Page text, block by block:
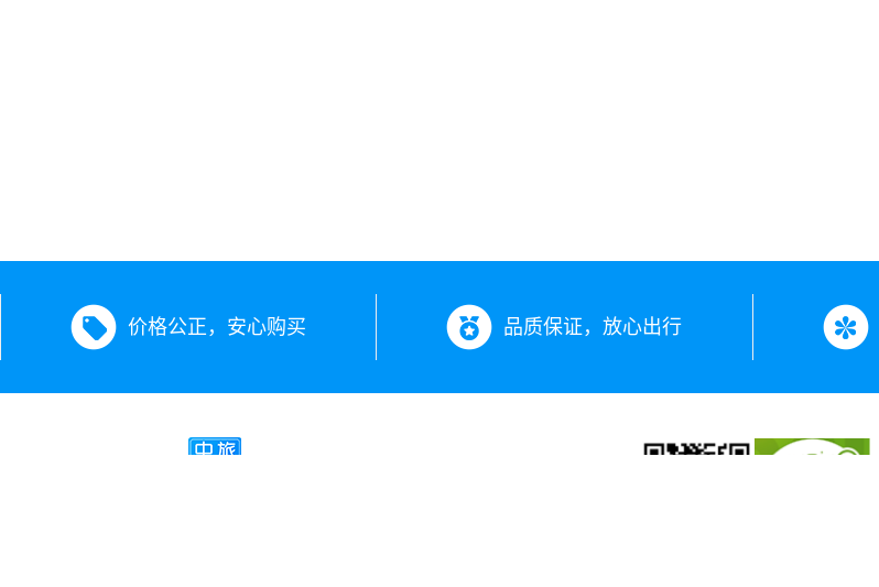
价格公正，安心购买 品质保证，放心出行